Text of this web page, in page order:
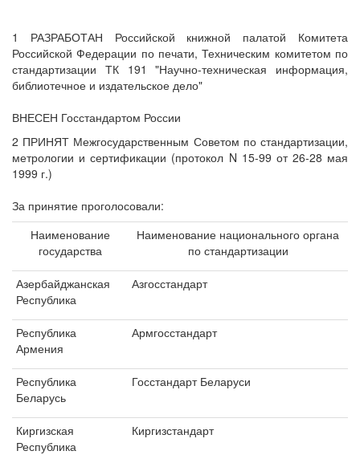
1 РАЗРАБОТАН Российской книжной палатой Комитета
Российской Федерации по печати, Техническим комитетом по
стандартизации ТК 191 "Научно-техническая информация,
библиотечное и издательское дело"
ВНЕСЕН Госстандартом России
2 ПРИНЯТ Межгосударственным Советом по стандартизации,
метрологии и сертификации (протокол N 15-99 от 26-28 мая
1999 г.)
За принятие проголосовали:
Наименование
государства
Наименование национального органа
по стандартизации
Азербайджанская
Республика
Азгосстандарт
Республика
Армения
Армгосстандарт
Республика
Беларусь
Госстандарт Беларуси
Киргизская
Республика
Киргизстандарт